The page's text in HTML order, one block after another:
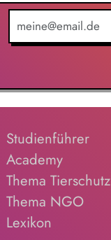
Studienführer
Academy
Thema Tierschutz
Thema NGO
Lexikon